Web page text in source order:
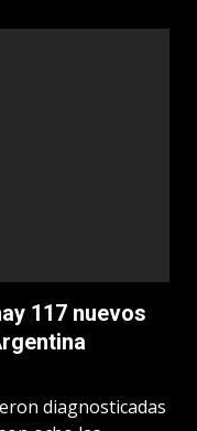
117 nuevos
diagnosticadas